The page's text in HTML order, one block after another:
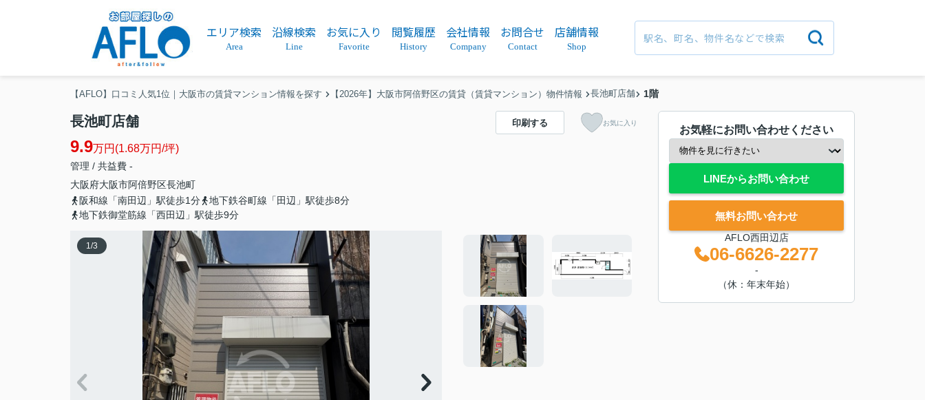
エリア検索
Area
沿線検索
Line
お気に入り
Favorite
閲覧履歴
History
会社情報
Company
お問合せ
Contact
店舗情報
Shop
【AFLO】口コミ人気1位｜大阪市の賃貸マンション情報を探す 【2026年】大阪市阿倍野区の賃貸（賃貸マンション）物件情報 長池町店舗 1階
長池町店舗
9.9万円(1.68万円/坪)
管理 / 共益費 -
大阪府大阪市阿倍野区長池町
阪和線「南田辺」駅徒歩1分
地下鉄谷町線「田辺」駅徒歩8分
地下鉄御堂筋線「西田辺」駅徒歩9分
印刷する お気に入り
1/3
お気軽にお問い合わせください
LINEからお問い合わせ
無料お問い合わせ
AFLO西田辺店
06-6626-2277
-
（休：年末年始）